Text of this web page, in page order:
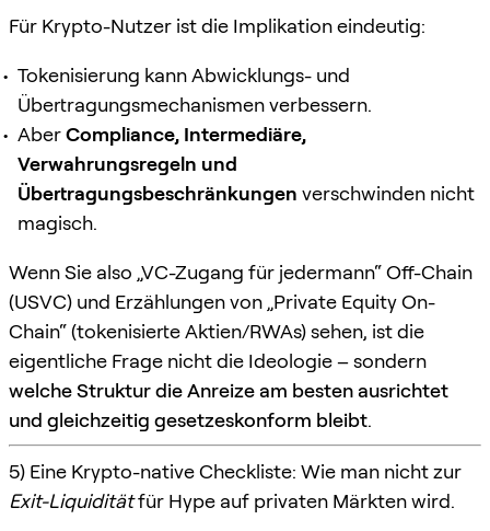
Für Krypto-Nutzer ist die Implikation eindeutig:
Tokenisierung kann Abwicklungs- und
Übertragungsmechanismen verbessern.
AberCompliance, Intermediäre,
Verwahrungsregeln und
Übertragungsbeschränkungen verschwinden nicht
magisch.
Wenn Sie also „VC-Zugang für jedermann“ Off-Chain
(USVC) und Erzählungen von „Private Equity On-
Chain“ (tokenisierte Aktien/RWAs) sehen, ist die
eigentliche Frage nicht die Ideologie – sondern
welche Struktur die Anreize am besten ausrichtet
und gleichzeitig gesetzeskonform bleibt.
5) Eine Krypto-native Checkliste: Wie man nicht zur
Exit-Liquiditätfür Hype auf privaten Märkten wird.